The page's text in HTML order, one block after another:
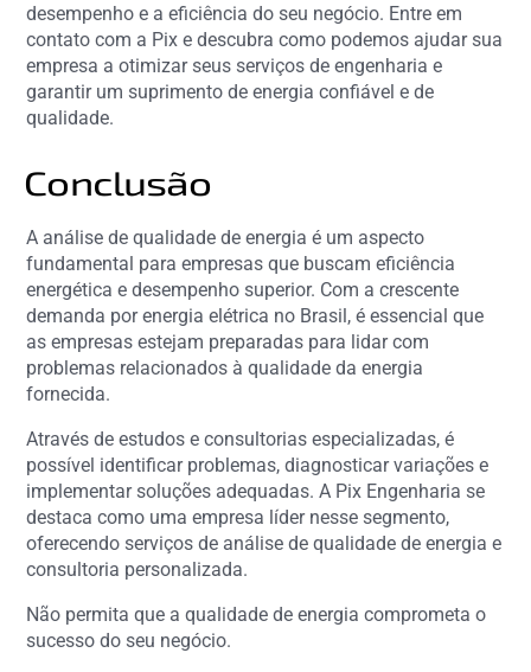
desempenho e a eficiência do seu negócio. Entre em
contato com a Pix e descubra como podemos ajudar sua
empresa a otimizar seus serviços de engenharia e
garantir um suprimento de energia confiável e de
qualidade.
Conclusão
A análise de qualidade de energia é um aspecto
fundamental para empresas que buscam eficiência
energética e desempenho superior. Com a crescente
demanda por energia elétrica no Brasil, é essencial que
as empresas estejam preparadas para lidar com
problemas relacionados à qualidade da energia
fornecida.
Através de estudos e consultorias especializadas, é
possível identificar problemas, diagnosticar variações e
implementar soluções adequadas. A Pix Engenharia se
destaca como uma empresa líder nesse segmento,
oferecendo serviços de análise de qualidade de energia e
consultoria personalizada.
Não permita que a qualidade de energia comprometa o
sucesso do seu negócio.